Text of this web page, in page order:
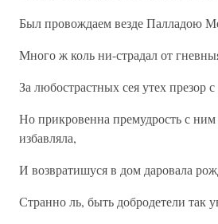
Был провождаем везде Палладою
Много ж коль ни-страдал от
За любострастных сея утех презор
Но прикровенна премудрость с ним
избавляла,
И возвратишуся в дом даровала
Странно ль, быть добродетели так